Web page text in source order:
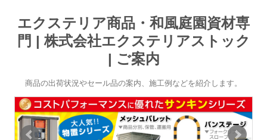
エクステリア商品・和風庭園資材専
門 | 株式会社エクステリアストック
| ご案内
商品の出荷状況やセール品の案内、施工例などを紹介します。